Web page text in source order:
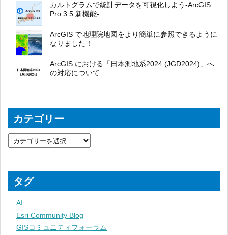
カルトグラムで統計データを可視化しよう-ArcGIS
Pro 3.5 新機能-
ArcGIS で地理院地図をより簡単に参照できるように
なりました！
ArcGIS における「日本測地系2024 (JGD2024)」へ
の対応について
カテゴリー
タグ
AI
Esri Community Blog
GISコミュニティフォーラム